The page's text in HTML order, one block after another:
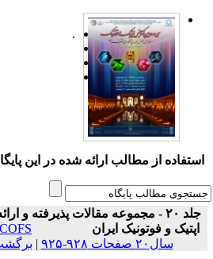
.
استفاده از مطالب ارائه شده در این
جلد ۲۰ - مجموعه مقالات پذیرفته و
اپتیک و فوتونیک ایران
سال۲۰ صفحات ۹۲۸-۹۲۵
|برگشت